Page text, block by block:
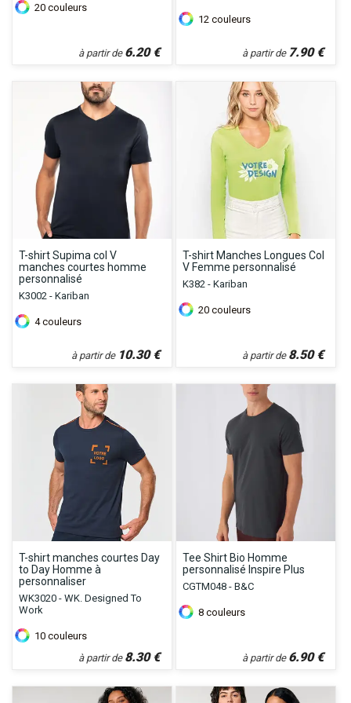
20 couleurs
à partir de 6.20€
12 couleurs
à partir de 7.90€
T-shirt Supima col V
manches courtes homme
personnalisé
K3002 - Kariban
4 couleurs
à partir de 10.30€
T-shirt Manches Longues Col
V Femme personnalisé
K382 - Kariban
20 couleurs
à partir de 8.50€
T-shirt manches courtes Day
to Day Homme à
personnaliser
WK3020 - WK. Designed To
Work
10 couleurs
à partir de 8.30€
Tee Shirt Bio Homme
personnalisé Inspire Plus
CGTM048 - B&C
8 couleurs
à partir de 6.90€